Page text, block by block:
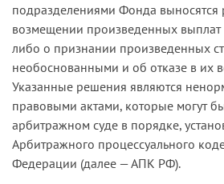
подразделениями Фонда выносятся
возмещении произведенных выплат
либо о признании произведенных
необоснованными и об отказе в их
Указанные решения являются
правовыми актами, которые могут
арбитражном суде в порядке,
Арбитражного процессуального
Федерации (далее — АПК РФ).